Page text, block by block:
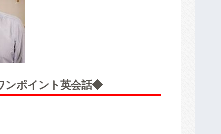
ンポイント英会話◆